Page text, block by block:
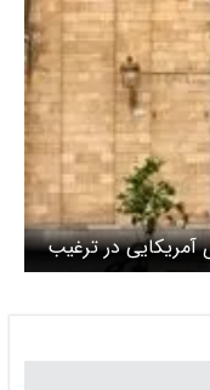
آمریکایی در ترغیب